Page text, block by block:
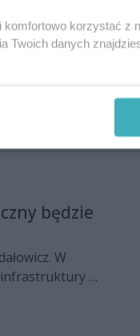
był
będzie
infrastruktury w
komfortowo korzystać z
Twoich danych